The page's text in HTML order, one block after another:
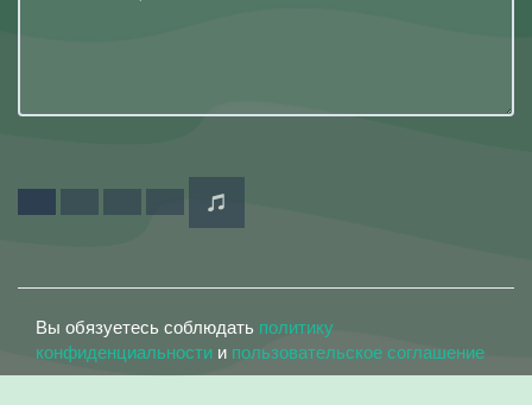
Вы обязуетесь соблюдать политику
конфиденциальности и пользовательское соглашение